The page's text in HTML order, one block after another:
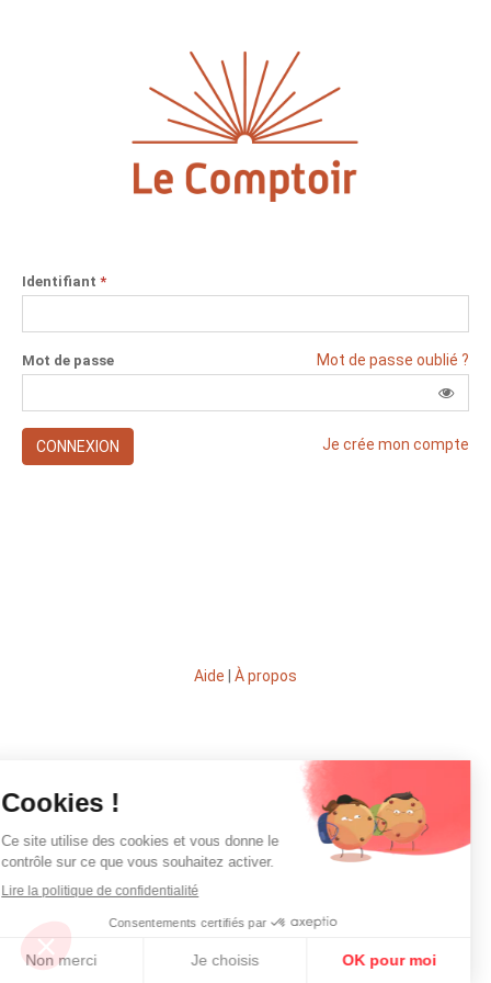
Identifiant *
Mot de passe oublié ?
Mot de passe
CONNEXION Je crée mon compte
Aide À propos